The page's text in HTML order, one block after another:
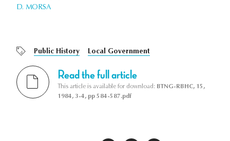
D. MORSA
Public History Local Government
Read the full article
This article is available for download: BTNG-RBHC, 15,
1984, 3-4, pp 584-587.pdf